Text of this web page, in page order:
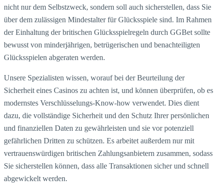
nicht nur dem Selbstzweck, sondern soll auch sicherstellen, dass Sie
über dem zulässigen Mindestalter für Glücksspiele sind. Im Rahmen
der Einhaltung der britischen Glücksspielregeln durch GGBet sollte
bewusst von minderjährigen, betrügerischen und benachteiligten
Glücksspielen abgeraten werden.
Unsere Spezialisten wissen, worauf bei der Beurteilung der
Sicherheit eines Casinos zu achten ist, und können überprüfen, ob es
modernstes Verschlüsselungs-Know-how verwendet. Dies dient
dazu, die vollständige Sicherheit und den Schutz Ihrer persönlichen
und finanziellen Daten zu gewährleisten und sie vor potenziell
gefährlichen Dritten zu schützen. Es arbeitet außerdem nur mit
vertrauenswürdigen britischen Zahlungsanbietern zusammen, sodass
Sie sicherstellen können, dass alle Transaktionen sicher und schnell
abgewickelt werden.